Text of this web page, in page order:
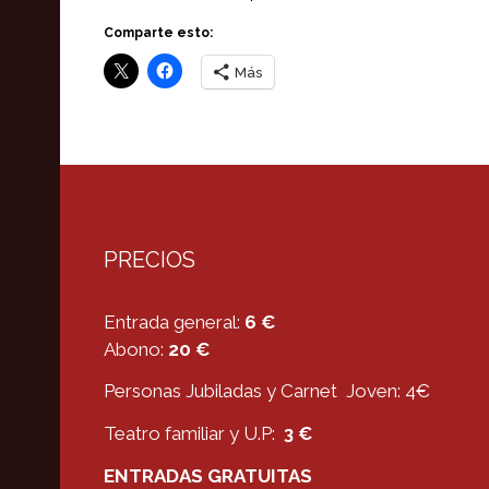
Comparte esto:
Más
PRECIOS
Entrada general: 6 €
Abono: 20 €
Personas Jubiladas y Carnet Joven: 4€
Teatro familiar y U.P: 3 €
ENTRADAS GRATUITAS